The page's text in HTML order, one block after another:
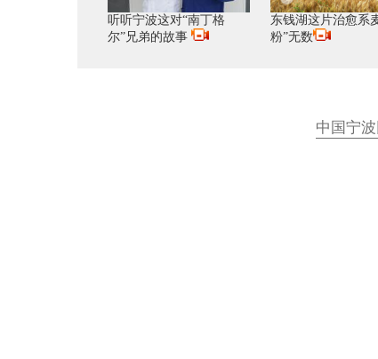
听听宁波这对“南丁格
尔”兄弟的故事
东钱湖这片治愈系
粉”无数
中国宁